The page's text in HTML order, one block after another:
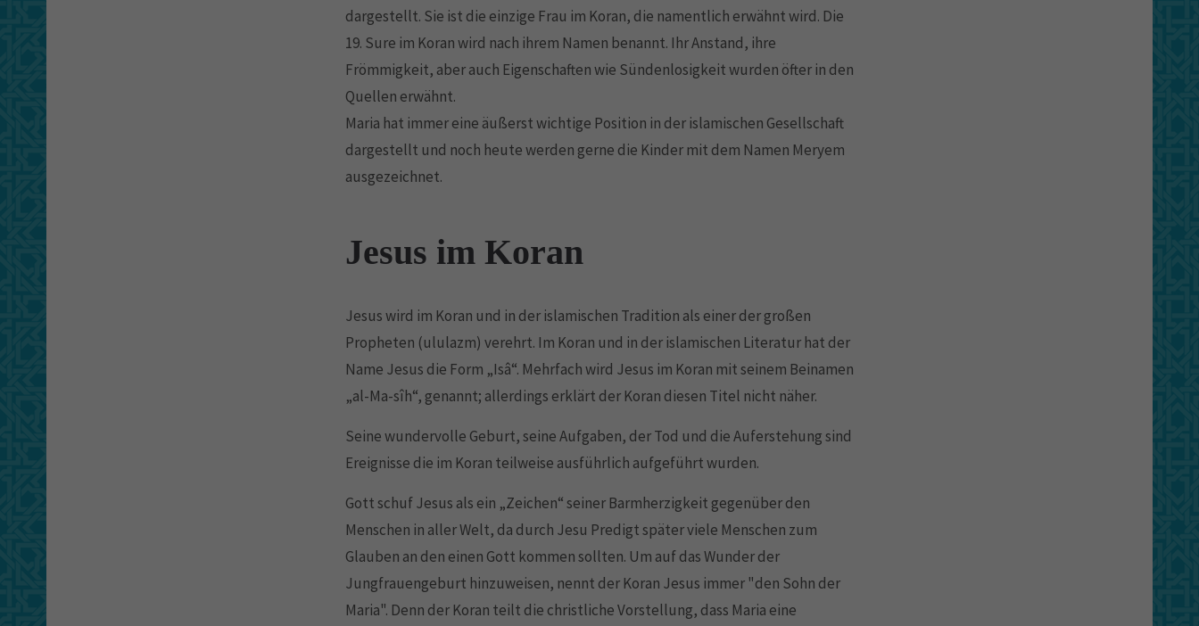
dargestellt. Sie ist die einzige Frau im Koran, die namentlich erwähnt wird. Die
19. Sure im Koran wird nach ihrem Namen benannt. Ihr Anstand, ihre
Frömmigkeit, aber auch Eigenschaften wie Sündenlosigkeit wurden öfter in den
Quellen erwähnt.
Maria hat immer eine äußerst wichtige Position in der islamischen Gesellschaft
dargestellt und noch heute werden gerne die Kinder mit dem Namen Meryem
ausgezeichnet.
Jesus im Koran
Jesus wird im Koran und in der islamischen Tradition als einer der großen
Propheten (ululazm) verehrt. Im Koran und in der islamischen Literatur hat der
Name Jesus die Form „Isâ“. Mehrfach wird Jesus im Koran mit seinem Beinamen
„al-Ma-sîh“, genannt; allerdings erklärt der Koran diesen Titel nicht näher.
Seine wundervolle Geburt, seine Aufgaben, der Tod und die Auferstehung sind
Ereignisse die im Koran teilweise ausführlich aufgeführt wurden.
Gott schuf Jesus als ein „Zeichen“ seiner Barmherzigkeit gegenüber den
Menschen in aller Welt, da durch Jesu Predigt später viele Menschen zum
Glauben an den einen Gott kommen sollten. Um auf das Wunder der
Jungfrauengeburt hinzuweisen, nennt der Koran Jesus immer "den Sohn der
Maria". Denn der Koran teilt die christliche Vorstellung, dass Maria eine